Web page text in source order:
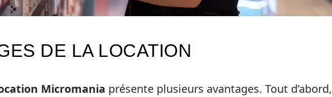
DE LA LOCATION
Micromania présente plusieurs avantages. Tout d’abord,